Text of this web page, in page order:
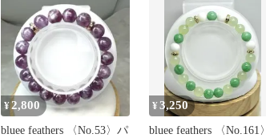
¥2,800
bluee feathers 〈No.53〉パ
¥3,250
bluee feathers 〈No.161〉